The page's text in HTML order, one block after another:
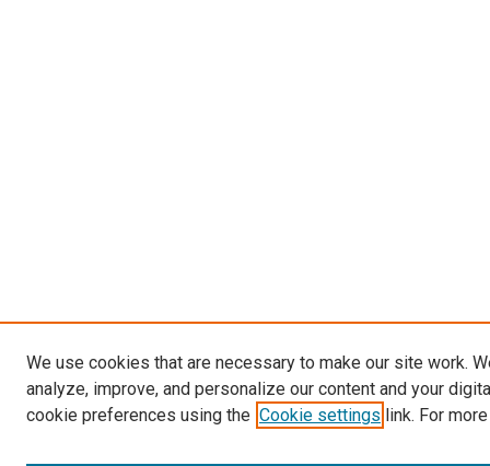
We use cookies that are necessary to make our site work.
analyze, improve, and personalize our content and your
cookie preferences using the Cookie settings link. For